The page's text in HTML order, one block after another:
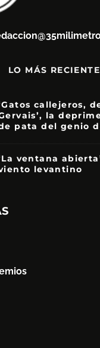
LO MÁS RECIENTE
callejeros,
la
pata del genio
ventana
levantino